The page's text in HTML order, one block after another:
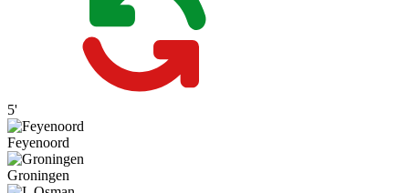
5'
Feyenoord
Groningen